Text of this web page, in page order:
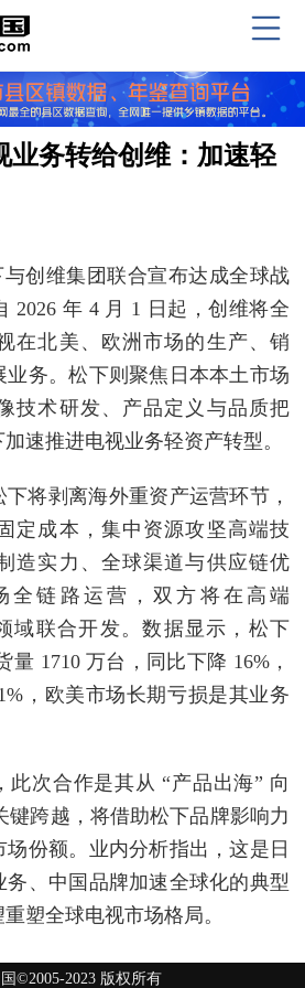
业务转给创维：加速轻
与创维集团联合宣布达成全球战
2026 年 4 月 1 日起，创维将全
在北美、欧洲市场的生产、销
务。松下则聚焦日本本土市场
技术研发、产品定义与品质把
速推进电视业务轻资产转型。
将剥离海外重资产运营环节，
定成本，集中资源攻坚高端技
造实力、全球渠道与供应链优
全链路运营，双方将在高端
域联合开发。数据显示，松下
量 1710 万台，同比下降 16%，
，欧美市场长期亏损是其业务
此次合作是其从 “产品出海” 向
键跨越，将借助松下品牌影响力
份额。业内分析指出，这是日
务、中国品牌加速全球化的典型
塑全球电视市场格局。
©2005-2023 版权所有